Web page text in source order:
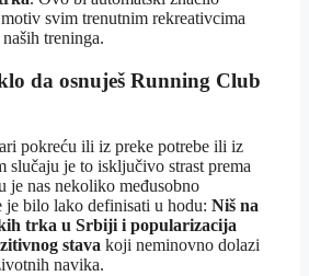
svim trenutnim rekreativcima
treninga.
da osnuješ Running Club
pokreću ili iz preke potrebe ili iz
slučaju je to isključivo strast prema
je nas nekoliko međusobno
je bilo lako definisati u hodu: Niš na
trka u Srbiji i popularizacija
stava koji neminovno dolazi
navika.